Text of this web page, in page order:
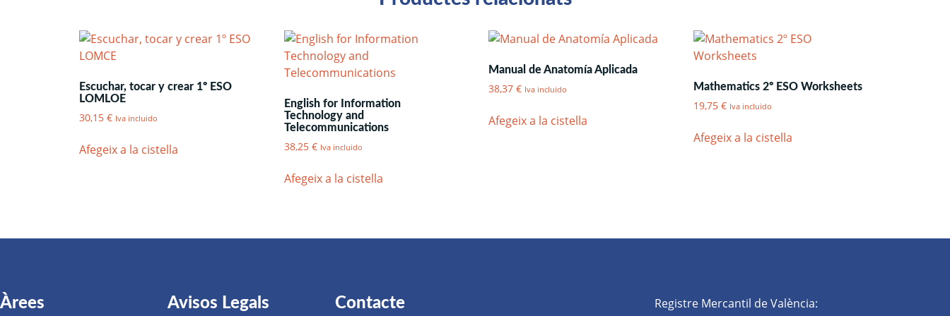
Escuchar, tocar y crear 1º ESO
LOMLOE
30,15 € Iva incluido
Afegeix a la cistella
English for Information
Technology and
Telecommunications
38,25 € Iva incluido
Afegeix a la cistella
Manual de Anatomía Aplicada
38,37 € Iva incluido
Afegeix a la cistella
Mathematics 2º ESO Worksheets
19,75 € Iva incluido
Afegeix a la cistella
Àrees Avisos Legals Contacte Registre Mercantil de València: